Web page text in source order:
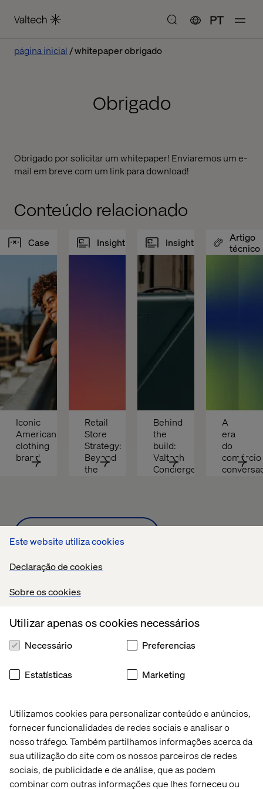
Este website utiliza cookies
Declaração de cookies
Sobre os cookies
Utilizamos cookies para personalizar conteúdo e anúncios,
fornecer funcionalidades de redes sociais e analisar o
nosso tráfego. Também partilhamos informações acerca da
sua utilização do site com os nossos parceiros de redes
sociais, de publicidade e de análise, que as podem
combinar com outras informações que lhes forneceu ou
Utilizar apenas os cookies necessários
Necessário Preferencias
Estatísticas Marketing
PT
página inicial whitepaper obrigado
Obrigado
Obrigado por solicitar um whitepaper! Enviaremos um e-
mail em breve com um link para download!
Conteúdo relacionado
Case
Iconic
American
clothing
brand
Insight
Retail
Store
Strategy:
Beyond
the
Insight
Behind
the
build:
Valtech
Concierge
Artigo
técnico
A
era
do
comércio
Mais casos e insights
Contate-nos